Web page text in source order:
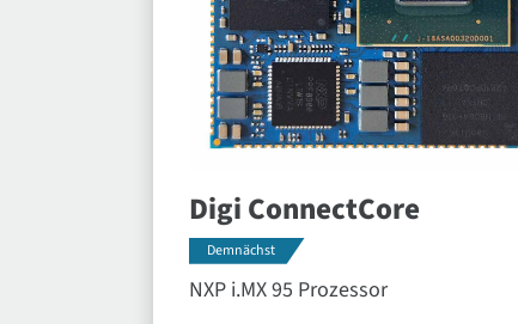
Digi ConnectCore
Demnächst
NXP i.MX 95 Prozessor